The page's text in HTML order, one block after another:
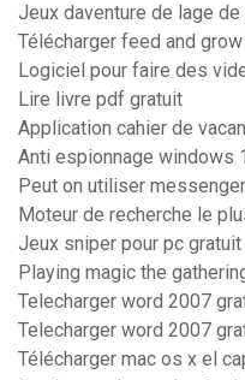
Jeux daventure de lage de
Télécharger feed and
Logiciel pour faire des
Lire livre pdf gratuit
Application cahier de
Anti espionnage windows
Peut on utiliser
Moteur de recherche le
Jeux sniper pour pc gratuit
Playing magic the
Telecharger word 2007
Telecharger word 2007
Télécharger mac os x el